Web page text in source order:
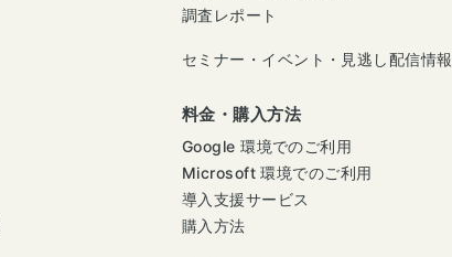
調査レポート
セミナー・イベント・見逃し配信情報
料金・購入方法
Google 環境でのご利用
Microsoft 環境でのご利用
導入支援サービス
購入方法